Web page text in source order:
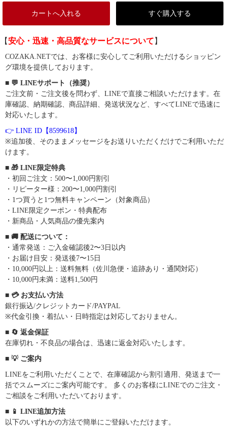
カートへ入れる すぐ購入する
【安心・迅速・高品質なサービスについて 】
COZAKA.NETでは、お客様に安心してご利用いただけるショッピン
グ環境を提供しております。
■ 💬 LINEサポート（推奨）
ご注文前・ご注文後を問わず、LINEで直接ご相談いただけます。在
庫確認、納期確認、商品詳細、発送状況など、すべてLINEで迅速に
対応いたします。
👉 LINE ID【8599618】
※追加後、そのままメッセージをお送りいただくだけでご利用いただ
けます。
■ 🎁 LINE限定特典
・初回ご注文：500〜1,000円割引
・リピーター様：200〜1,000円割引
・1つ買うと1つ無料キャンペーン（対象商品）
・LINE限定クーポン・特典配布
・新商品・人気商品の優先案内
■ 🚚 配送について：
・通常発送：ご入金確認後2〜3日以内
・お届け目安：発送後7〜15日
・10,000円以上：送料無料（佐川急便・追跡あり・通関対応）
・10,000円未満：送料1,500円
■ 💳 お支払い方法
銀行振込/クレジットカード/PAYPAL
※代金引換・着払い・日時指定は対応しておりません。
■ 🔄 返金保証
在庫切れ・不良品の場合は、迅速に返金対応いたします。
■ 💡 ご案内
LINEをご利用いただくことで、在庫確認から割引適用、発送まで一
括でスムーズにご案内可能です。 多くのお客様にLINEでのご注文・
ご相談をご利用いただいております。
■ 📱 LINE追加方法
以下のいずれかの方法で簡単にご登録いただけます。